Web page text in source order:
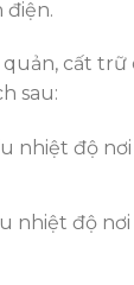
điện.
cất trữ
sau:
nhiệt độ
nhiệt độ